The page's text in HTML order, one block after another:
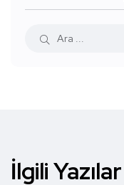
İlgili Yazılar